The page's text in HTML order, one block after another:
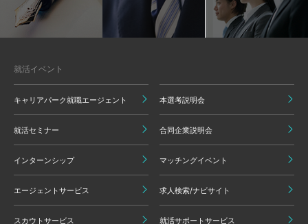
就活イベント
キャリアパーク就職エージェント 本選考説明会
就活セミナー 合同企業説明会
インターンシップ マッチングイベント
エージェントサービス 求人検索/ナビサイト
スカウトサービス 就活サポートサービス